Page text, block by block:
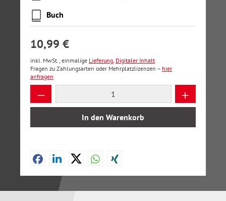
Buch
10,99 €
inkl. MwSt., einmalige Lieferung, Digitaler Inhalt
Fragen zu Zahlungsarten oder Mehrplatzlizenzen – hier
anfragen
Produkt Anzahl: Gib den gewünschten
In den Warenkorb